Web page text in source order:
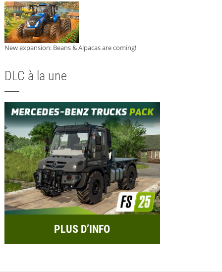
New expansion: Beans & Alpacas are coming!
DLC à la une
PLUS D’INFO